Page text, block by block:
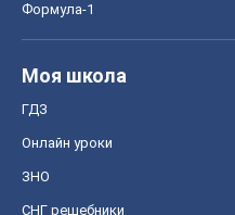
Формула-1
Моя школа
ГДЗ
Онлайн уроки
ЗНО
СНГ решебники